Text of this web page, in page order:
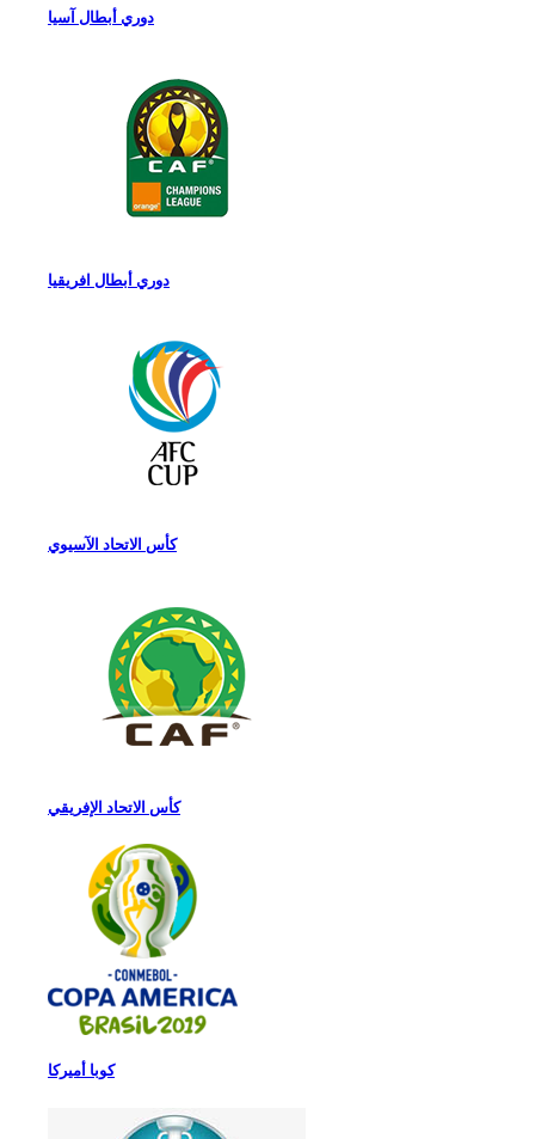
دوري أبطال آسيا
دوري أبطال افريقيا
كأس الاتحاد الآسيوي
كأس الاتحاد الإفريقي
كوبا أميركا